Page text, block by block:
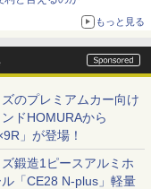
もっと見る
ズのプレミアムカー向け
ドHOMURAから
」が登場！
ズ鍛造1ピースアルミホ
ル「CE28 N-plus」軽量